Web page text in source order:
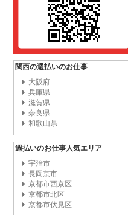
関西の週払いのお仕事
大阪府
兵庫県
滋賀県
奈良県
和歌山県
週払いのお仕事人気エリア
宇治市
長岡京市
京都市西京区
京都市北区
京都市伏見区